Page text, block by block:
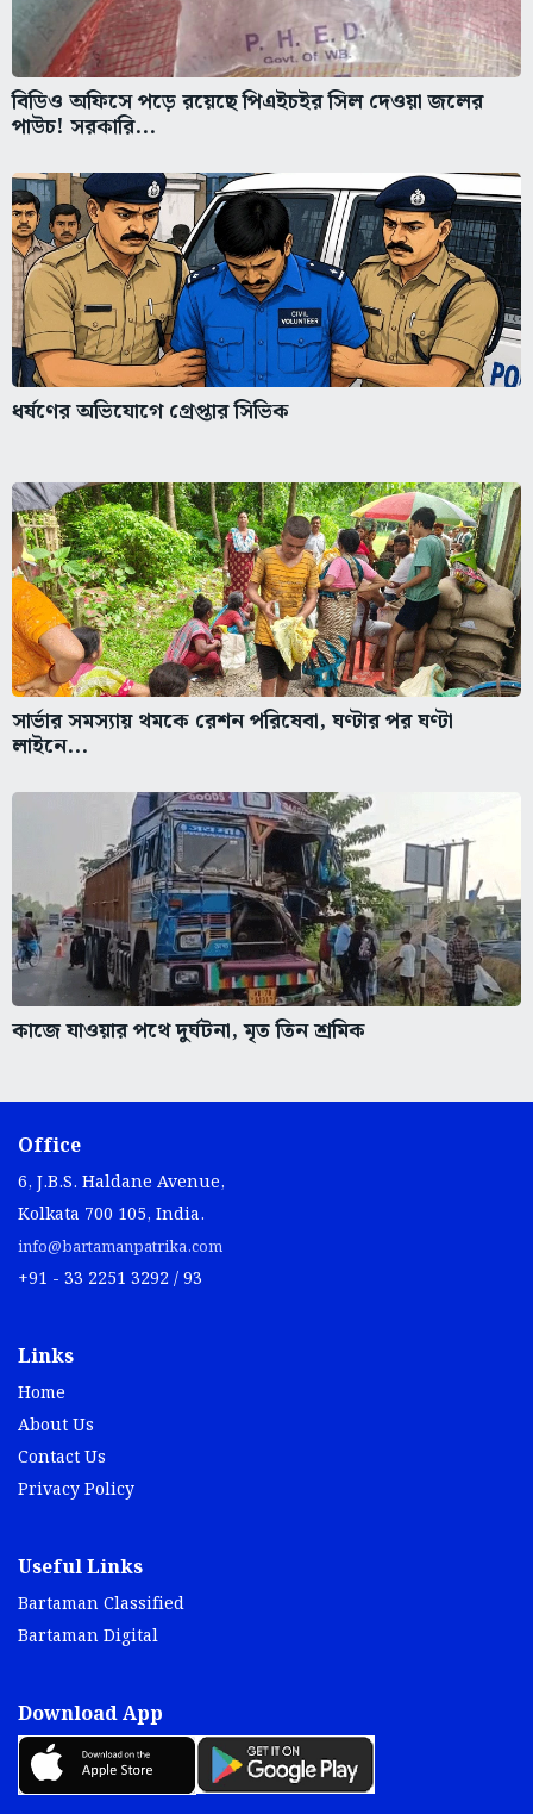
বিডিও অফিসে পড়ে রয়েছে পিএইচইর সিল দেওয়া জলের
পাউচ! সরকারি...
ধর্ষণের অভিযোগে গ্রেপ্তার সিভিক
সার্ভার সমস্যায় থমকে রেশন পরিষেবা, ঘণ্টার পর ঘণ্টা
লাইনে...
কাজে যাওয়ার পথে দুর্ঘটনা, মৃত তিন শ্রমিক
Office
6, J.B.S. Haldane Avenue,
Kolkata 700 105, India.
info@bartamanpatrika.com
+91 - 33 2251 3292 / 93
Links
Home
About Us
Contact Us
Privacy Policy
Useful Links
Bartaman Classified
Bartaman Digital
Download App